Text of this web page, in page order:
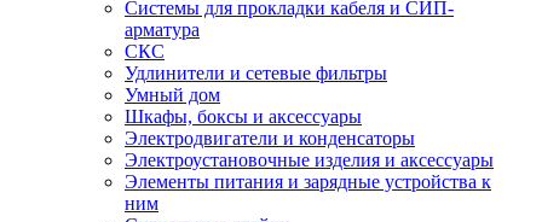
Системы для прокладки кабеля и СИП-
арматура
СКС
Удлинители и сетевые фильтры
Умный дом
Шкафы, боксы и аксессуары
Электродвигатели и конденсаторы
Электроустановочные изделия и аксессуары
Элементы питания и зарядные устройства к
ним